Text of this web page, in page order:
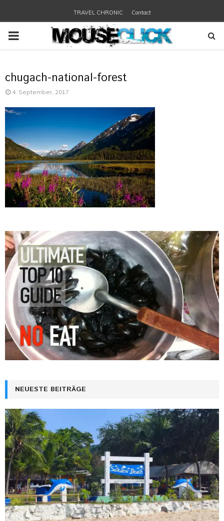
TRAVEL CHRONIC Contact
PRIMARY
chugach-national-forest
4. September, 2017
NEUESTE BEITRÄGE